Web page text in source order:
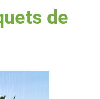
de